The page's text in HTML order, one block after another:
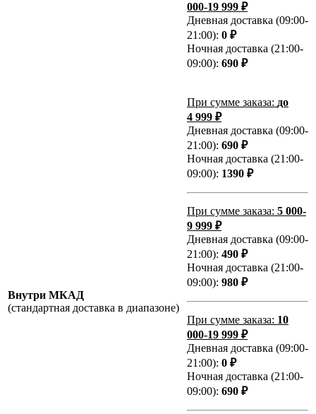
000-19 999 ₽
Дневная доставка (09:00-
21:00): 0 ₽
Ночная доставка (21:00-
09:00): 690 ₽
Внутри МКАД
(стандартная доставка в диапазоне)
При сумме заказа: до
4 999 ₽
Дневная доставка (09:00-
21:00): 690 ₽
Ночная доставка (21:00-
09:00): 1390 ₽
При сумме заказа: 5 000-
9 999 ₽
Дневная доставка (09:00-
21:00): 490 ₽
Ночная доставка (21:00-
09:00): 980 ₽
При сумме заказа: 10
000-19 999 ₽
Дневная доставка (09:00-
21:00): 0 ₽
Ночная доставка (21:00-
09:00): 690 ₽